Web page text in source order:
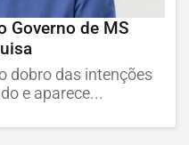
Governo de MS
dobro das intenções
e aparece...